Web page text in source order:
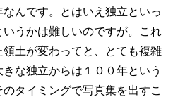
んです。とはいえ独立といっ
うかは難しいのですが。これ
土が変わってと、とても複雑
な独立からは１００年という
タイミングで写真集を出すこ